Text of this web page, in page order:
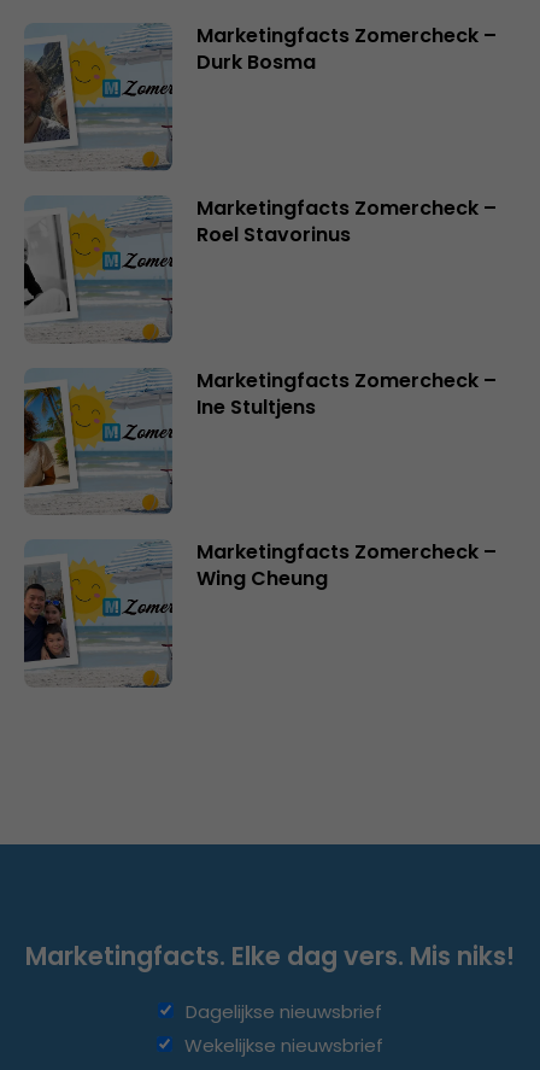
Marketingfacts Zomercheck –
Durk Bosma
Marketingfacts Zomercheck –
Roel Stavorinus
Marketingfacts Zomercheck –
Ine Stultjens
Marketingfacts Zomercheck –
Wing Cheung
Marketingfacts. Elke dag vers. Mis niks!
Dagelijkse nieuwsbrief
Wekelijkse nieuwsbrief